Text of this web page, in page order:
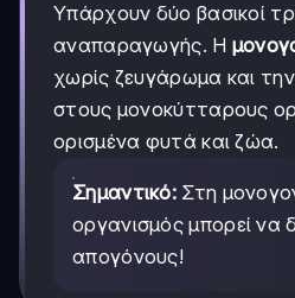
Υπάρχουν δύο βασικοί
αναπαραγωγής. Η
χωρίς ζευγάρωμα και
στους μονοκύτταρους
ορισμένα φυτά και ζώα.
Σημαντικό: Στη
οργανισμός μπορεί να
απογόνους!